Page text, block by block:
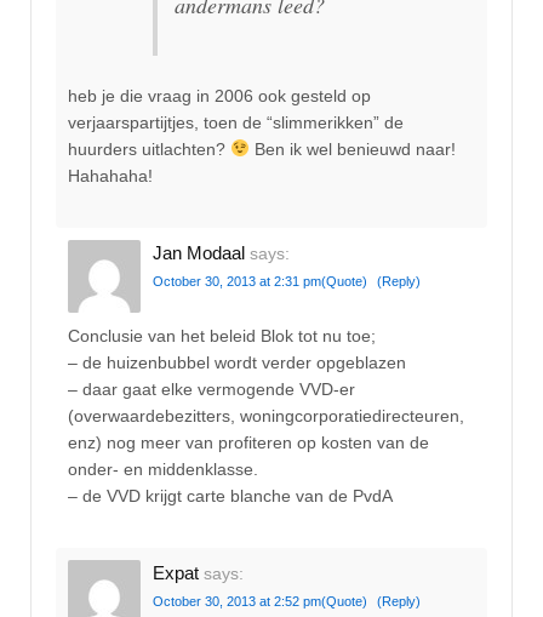
heb je die vraag in 2006 ook gesteld op
verjaarspartijtjes, toen de “slimmerikken” de
huurders uitlachten?
Ben ik wel benieuwd naar!
Hahahaha!
Jan Modaal says:
October 30, 2013 at 2:31 pm(Quote) (Reply)
Conclusie van het beleid Blok tot nu toe;
– de huizenbubbel wordt verder opgeblazen
– daar gaat elke vermogende VVD-er
(overwaardebezitters, woningcorporatiedirecteuren,
enz) nog meer van profiteren op kosten van de
onder- en middenklasse.
– de VVD krijgt carte blanche van de PvdA
Expat says:
October 30, 2013 at 2:52 pm(Quote) (Reply)